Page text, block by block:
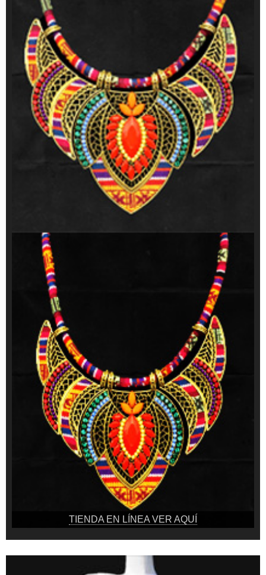
TIENDA EN LÍNEA VER AQUÍ